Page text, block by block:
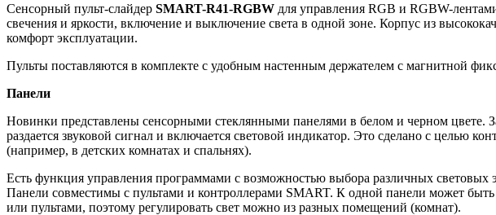
Сенсорный пульт-слайдер SMART-R41-RGBW для управления RGB и RGBW-
свечения и яркости, включение и выключение света в одной зоне. Корпус из
комфорт эксплуатации.
Пульты поставляются в комплекте с удобным настенным держателем с магнитной
Панели
Новинки представлены сенсорными стеклянными панелями в белом и черном цвете.
раздается звуковой сигнал и включается световой индикатор. Это сделано с целью
(например, в детских комнатах и спальнях).
Есть функция управления программами с возможностью выбора различных
Панели совместимы с пультами и контроллерами SMART. К одной панели может
или пультами, поэтому регулировать свет можно из разных помещений (комнат).